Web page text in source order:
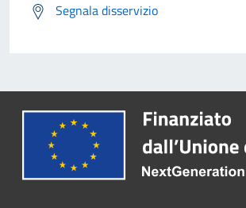
Segnala disservizio